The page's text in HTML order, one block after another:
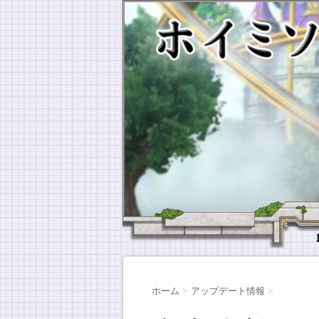
ホーム > アップデート情報 >